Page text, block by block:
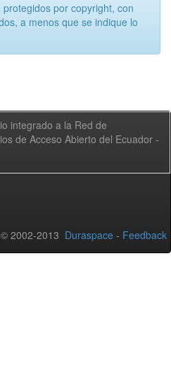
por copyright, con
a menos que se indique lo
integrado a la Red de
de Acceso Abierto del Ecuador -
2002-2013 Duraspace - Feedback